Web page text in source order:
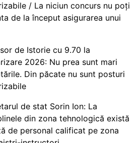
/ La niciun concurs nu poți
de la început asigurarea unui
de Istorie cu 9.70 la
2026: Nu prea sunt mari
Din păcate nu sunt posturi
de stat Sorin Ion: La
din zona tehnologică există
de personal calificat pe zona